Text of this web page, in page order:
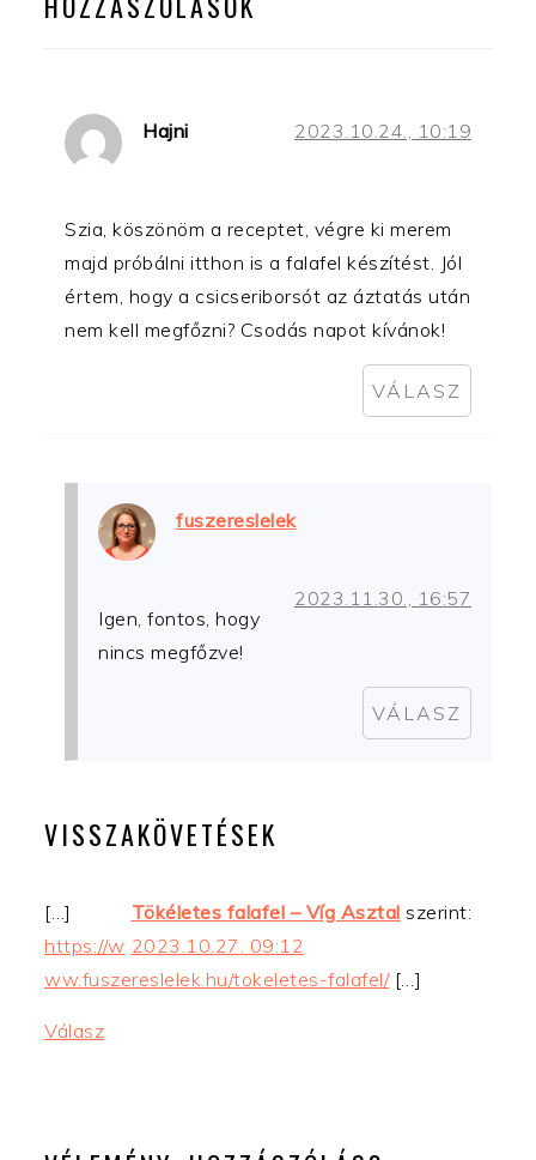
Hajni 2023.10.24., 10:19
Szia, köszönöm a receptet, végre ki merem
majd próbálni itthon is a falafel készítést. Jól
értem, hogy a csicseriborsót az áztatás után
nem kell megfőzni? Csodás napot kívánok!
VÁLASZ
fuszereslelek
2023.11.30., 16:57
Igen, fontos, hogy
nincs megfőzve!
VÁLASZ
VISSZAKÖVETÉSEK
Tökéletes falafel – Víg Asztal szerint:
2023.10.27. 09:12
[…]
https://w
ww.fuszereslelek.hu/tokeletes-falafel/[…]
Válasz